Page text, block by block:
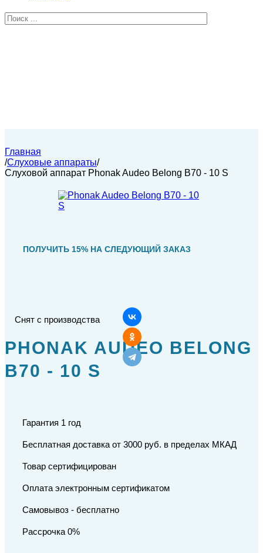
Главная
/Слуховые аппараты/
Слуховой аппарат Phonak Audeo Belong B70 - 10 S
ПОЛУЧИТЬ 15% НА СЛЕДУЮЩИЙ ЗАКАЗ
Снят с производства
PHONAK AUDEO BELONG
B70 - 10 S
Гарантия 1 год
Бесплатная доставка от 3000 руб. в пределах МКАД
Товар сертифицирован
Оплата электронным сертификатом
Самовывоз - бесплатно
Рассрочка 0%